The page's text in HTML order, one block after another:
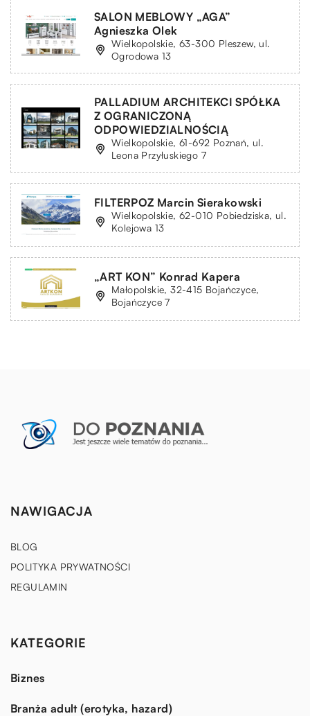
SALON MEBLOWY „AGA”
Agnieszka Olek
Wielkopolskie, 63-300 Pleszew, ul.
Ogrodowa 13
PALLADIUM ARCHITEKCI SPÓŁKA
Z OGRANICZONĄ
ODPOWIEDZIALNOŚCIĄ
Wielkopolskie, 61-692 Poznań, ul.
Leona Przyłuskiego 7
FILTERPOZ Marcin Sierakowski
Wielkopolskie, 62-010 Pobiedziska, ul.
Kolejowa 13
„ART KON” Konrad Kapera
Małopolskie, 32-415 Bojańczyce,
Bojańczyce 7
NAWIGACJA
BLOG
POLITYKA PRYWATNOŚCI
REGULAMIN
KATEGORIE
Biznes
Branża adult (erotyka, hazard)